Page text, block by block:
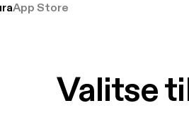
App Store
Valitse